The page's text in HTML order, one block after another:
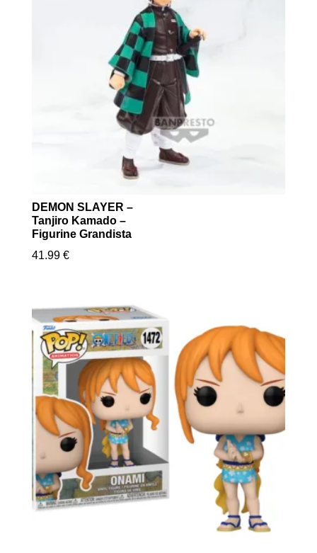
DEMON SLAYER –
Tanjiro Kamado –
Figurine Grandista
41.99 €